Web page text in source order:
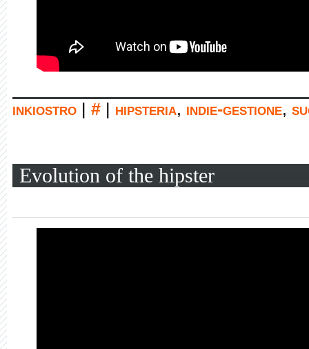
inkiostro # hipsteria, indie-gestione,
Evolution of the hipster